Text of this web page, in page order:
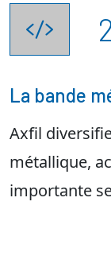

La bande
Axfil
métallique,
importante